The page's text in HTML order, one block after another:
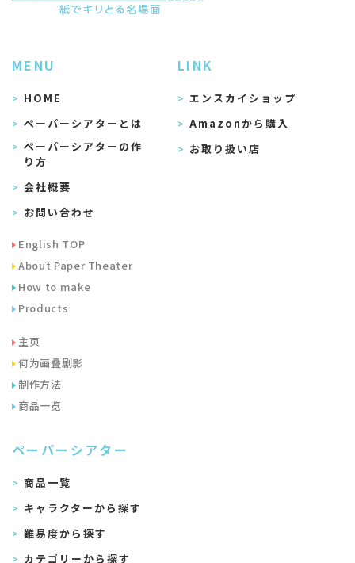
MENU
HOME
ペーパーシアターとは
ペーパーシアターの作
り方
会社概要
お問い合わせ
English TOP
About Paper Theater
How to make
Products
主页
何为画叠剧影
制作方法
商品一览
ペーパーシアター
商品一覧
キャラクターから探す
難易度から探す
カテゴリーから探す
LINK
エンスカイショップ
Amazonから購入
お取り扱い店